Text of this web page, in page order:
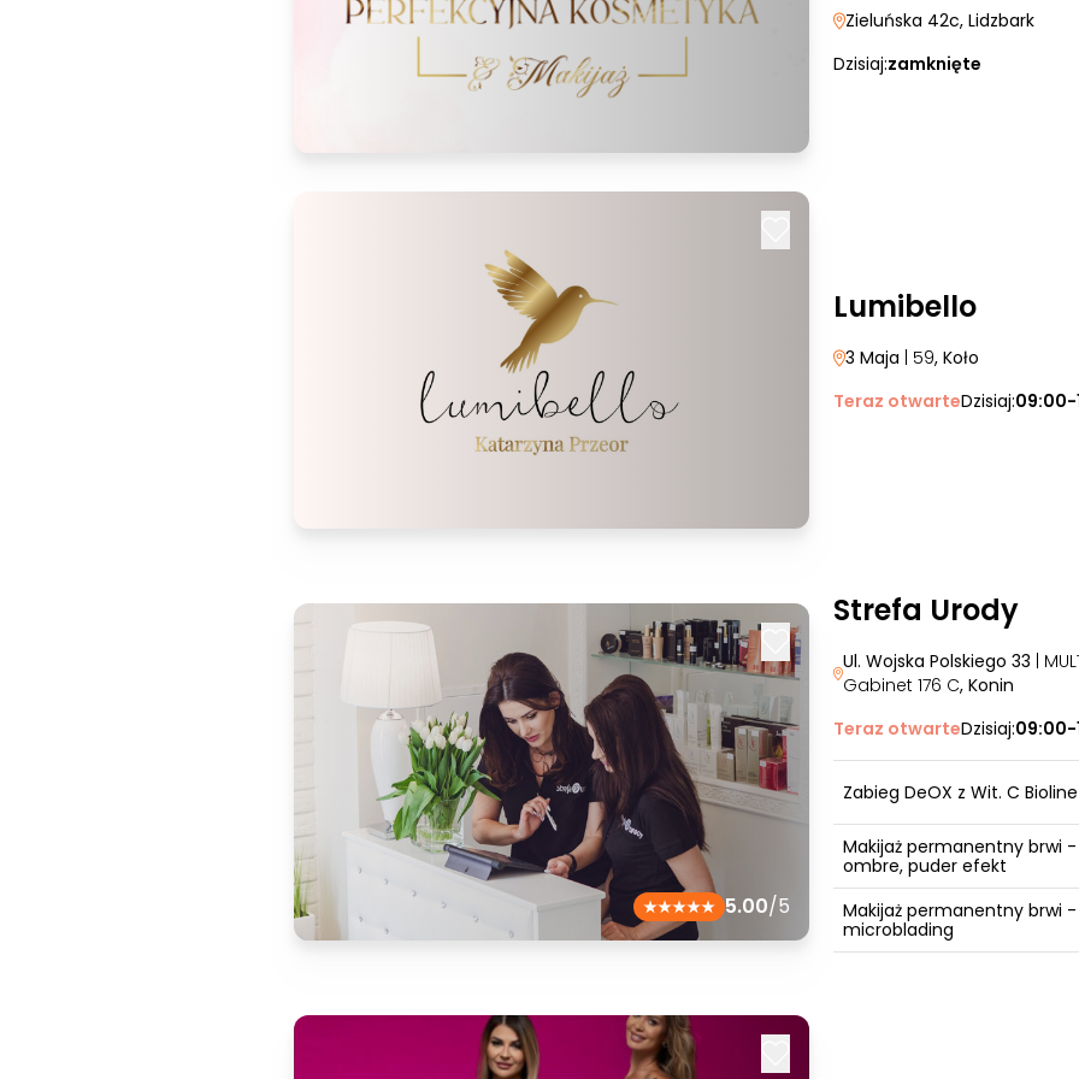
Zieluńska 42c, Lidzbark
Dzisiaj:zamknięte
Lumibello
3 Maja | 59, Koło
Teraz otwarteDzisiaj:09:00-
5.00/5
Strefa Urody
Ul. Wojska Polskiego 33 |
Gabinet 176 C, Konin
Teraz otwarteDzisiaj:09:00-
Zabieg DeOX z Wit. C
Makijaż permanentny brwi -
ombre, puder efekt
Makijaż permanentny brwi -
microblading